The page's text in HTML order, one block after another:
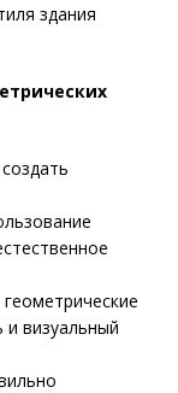
здания
геометрические
визуальный